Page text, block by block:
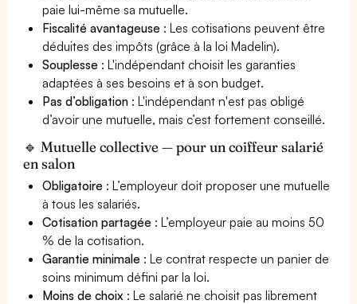
paie lui-même sa mutuelle.
Fiscalité avantageuse : Les cotisations peuvent être
déduites des impôts (grâce à la loi Madelin).
Souplesse : L'indépendant choisit les garanties
adaptées à ses besoins et à son budget.
Pas d’obligation : L'indépendant n'est pas obligé
d’avoir une mutuelle, mais c’est fortement conseillé.
🔹 Mutuelle collective — pour un coiffeur salarié
en salon
Obligatoire : L’employeur doit proposer une mutuelle
à tous les salariés.
Cotisation partagée : L’employeur paie au moins 50
% de la cotisation.
Garantie minimale : Le contrat respecte un panier de
soins minimum défini par la loi.
Moins de choix : Le salarié ne choisit pas librement